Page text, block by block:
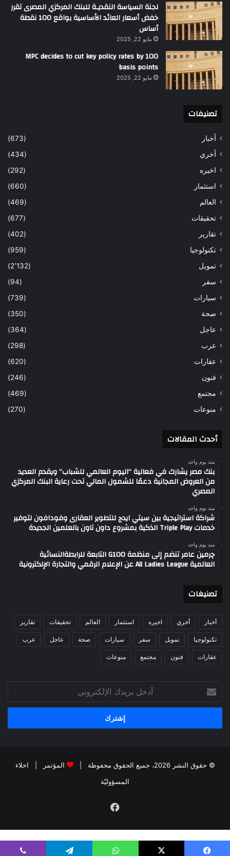
لجنة السياسة النقديـة للبنك المركزي المصرى تقرر
خفض أسعار العائد الأساسية بواقع 100 نقطة
أساس
مايو 22, 2025
MPC decides to cut key policy rates by 100
basis points
مايو 22, 2025
تصنيفات
أخبار
(673)
أخري
(434)
اخيره
(292)
استثمار
(660)
العالم
(469)
تحقيقات
(677)
تقارير
(402)
تكنولوجيا
(959)
تمويل
(2٬132)
سفر
(94)
سيارات
(739)
صحة
(350)
عاجل
(364)
عرب
(298)
عقارات
(620)
فنون
(246)
مجتمع
(469)
منوعات
(270)
أحدث المقالات
منذ يوم واحد
بنك مصر يشارك في فعالية “اليوم العالمي للشباب” ويقدم العديد
من العروض المجانية دعمًا للشمول المالي تحت رعاية البنك المركزي
المصري
منذ يوم واحد
شراكة استراتيجية بين سيتي ايدج للتطوير العقارى وفودافون لتوفير
خدمات Triple Play الذكية بمشروع داون تاون بالعلمين الجديدة
منذ يوم واحد
چرمين عامر تنضم إلى منظمة G100 التابعة للرابطةالنسائية
العالمية All Ladies League عن الإعلام الرقمي والتجارة الإلكترونية
تصنيغات
أخبار أخري اخيره استثمار العالم تحقيقات تقارير
تكنولوجيا تمويل سفر سيارات صحة عاجل عرب
عقارات فنون مجتمع منوعات
بريدك
الإلكتروني
© حقوق النشر 2026، جميع الحقوق محفوظة | المؤتمر
اخلاء
المسؤوليّة
فيسبوك